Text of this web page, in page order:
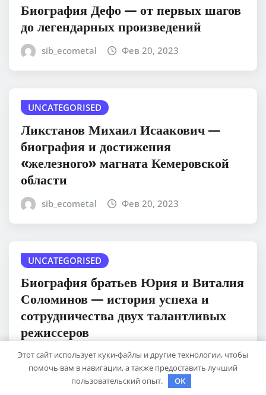
Биография Дефо — от первых шагов
до легендарных произведений
sib_ecometal Фев 20, 2023
UNCATEGORISED
Ликстанов Михаил Исаакович —
биография и достижения
«железного» магната Кемеровской
области
sib_ecometal Фев 20, 2023
UNCATEGORISED
Биография братьев Юрия и Виталия
Соломинов — история успеха и
сотрудничества двух талантливых
режиссеров
sib_ecometal Фев 20, 2023
Этот сайт использует куки-файлы и другие технологии, чтобы
помочь вам в навигации, а также предоставить лучший
пользовательский опыт.
OK